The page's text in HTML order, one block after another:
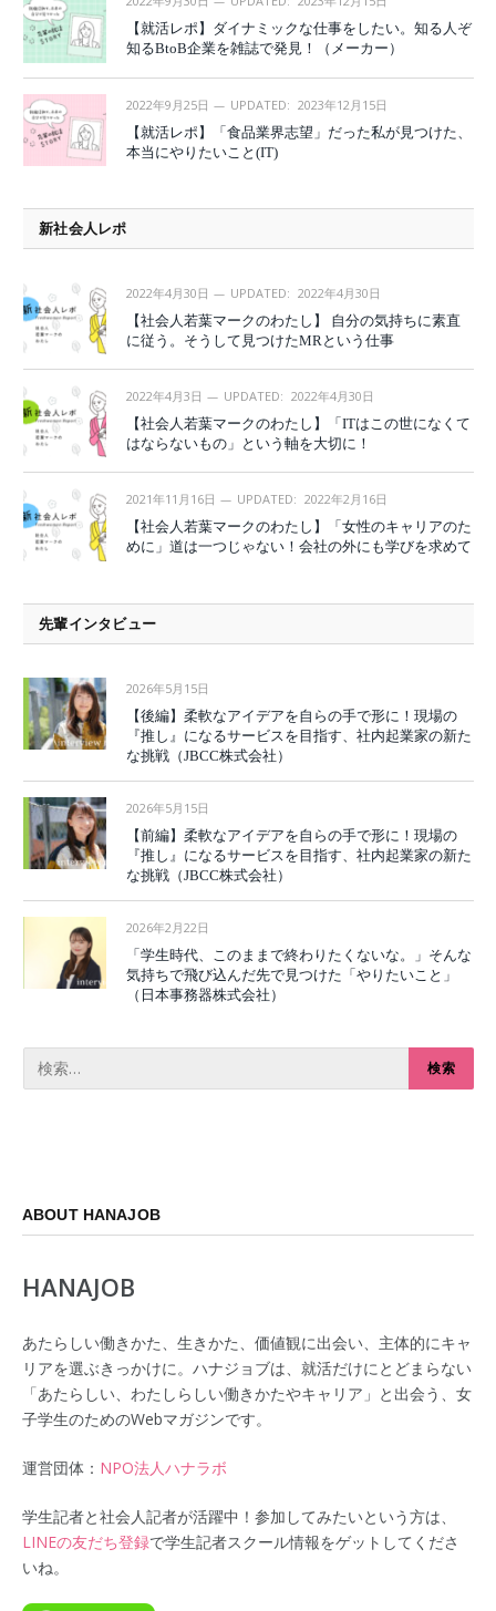
【就活レポ】ダイナミックな仕事をしたい。知る人ぞ
知るBtoB企業を雑誌で発見！（メーカー）
2022年9月25日 UPDATED: 2023年12月15日
【就活レポ】「食品業界志望」だった私が見つけた、
本当にやりたいこと(IT)
新社会人レポ
2022年4月30日 UPDATED: 2022年4月30日
【社会人若葉マークのわたし】 自分の気持ちに素直
に従う。そうして見つけたMRという仕事
2022年4月3日 UPDATED: 2022年4月30日
【社会人若葉マークのわたし】「ITはこの世になくて
はならないもの」という軸を大切に！
2021年11月16日 UPDATED: 2022年2月16日
【社会人若葉マークのわたし】「女性のキャリアのた
めに」道は一つじゃない！会社の外にも学びを求めて
先輩インタビュー
2026年5月15日
【後編】柔軟なアイデアを自らの手で形に！現場の
『推し』になるサービスを目指す、社内起業家の新た
な挑戦（JBCC株式会社）
2026年5月15日
【前編】柔軟なアイデアを自らの手で形に！現場の
『推し』になるサービスを目指す、社内起業家の新た
な挑戦（JBCC株式会社）
2026年2月22日
「学生時代、このままで終わりたくないな。」そんな
気持ちで飛び込んだ先で見つけた「やりたいこと」
（日本事務器株式会社）
ABOUT HANAJOB
HANAJOB
あたらしい働きかた、生きかた、価値観に出会い、主体的にキャ
リアを選ぶきっかけに。ハナジョブは、就活だけにとどまらない
「あたらしい、わたしらしい働きかたやキャリア」と出会う、女
子学生のためのWebマガジンです。
運営団体： NPO法人ハナラボ
学生記者と社会人記者が活躍中！参加してみたいという方は、
LINEの友だち登録で学生記者スクール情報をゲットしてくださ
いね。